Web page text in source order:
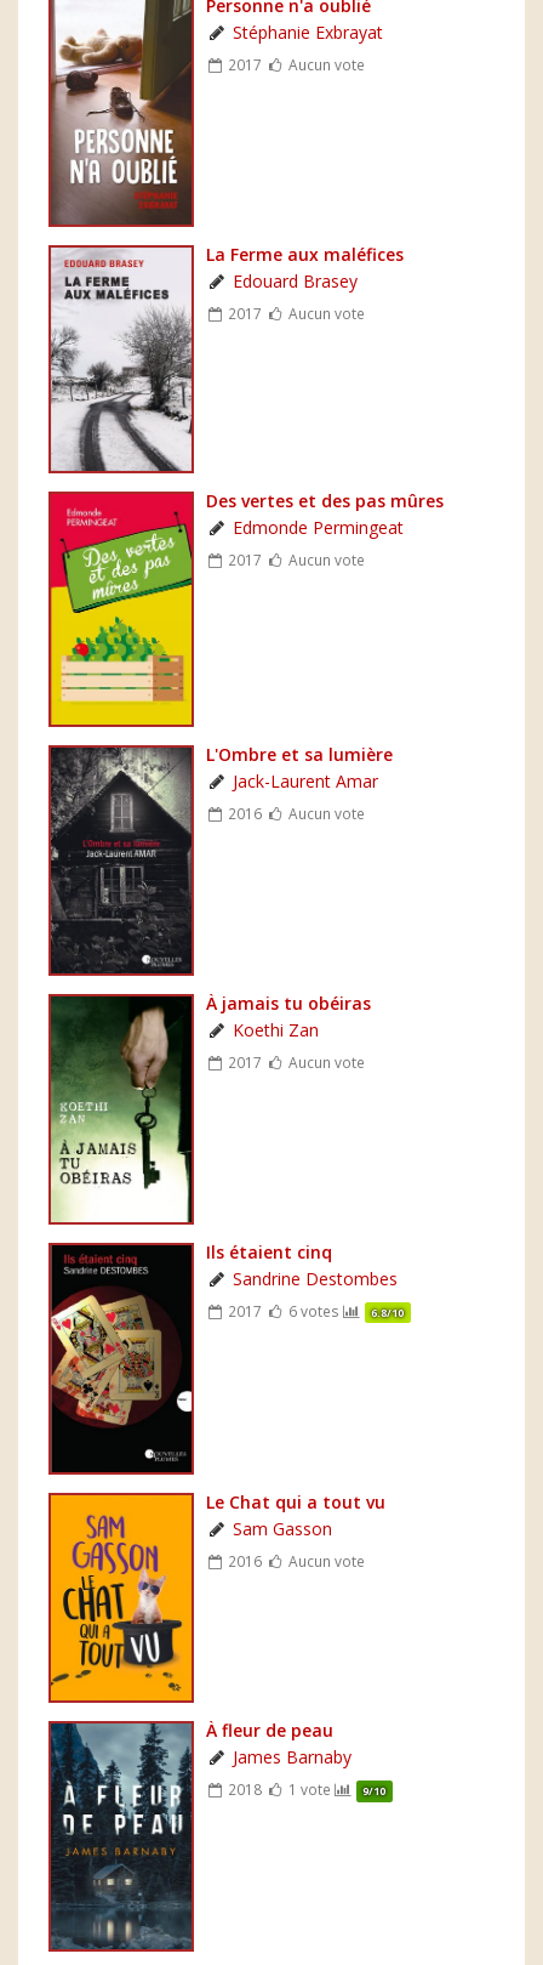
Personne n'a oublié
Stéphanie Exbrayat
2017 Aucun vote
La Ferme aux maléfices
Edouard Brasey
2017 Aucun vote
Des vertes et des pas mûres
Edmonde Permingeat
2017 Aucun vote
L'Ombre et sa lumière
Jack-Laurent Amar
2016 Aucun vote
À jamais tu obéiras
Koethi Zan
2017 Aucun vote
Ils étaient cinq
Sandrine Destombes
2017 6 votes 6.8/10
Le Chat qui a tout vu
Sam Gasson
2016 Aucun vote
À fleur de peau
James Barnaby
2018 1 vote 9/10